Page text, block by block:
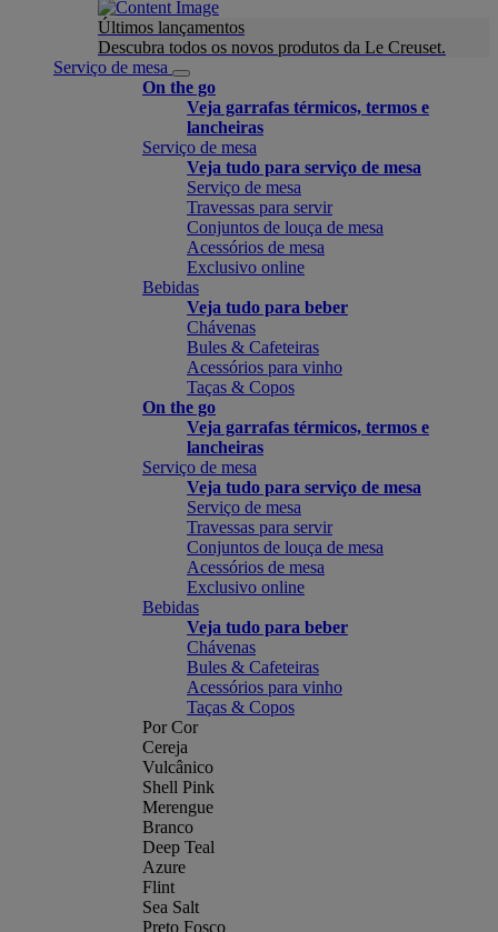
Últimos lançamentos
Descubra todos os novos produtos da Le Creuset.
Serviço de mesa
On the go
Veja garrafas térmicos, termos e
lancheiras
Serviço de mesa
Veja tudo para serviço de mesa
Serviço de mesa
Travessas para servir
Conjuntos de louça de mesa
Acessórios de mesa
Exclusivo online
Bebidas
Veja tudo para beber
Chávenas
Bules & Cafeteiras
Acessórios para vinho
Taças & Copos
On the go
Veja garrafas térmicos, termos e
lancheiras
Serviço de mesa
Veja tudo para serviço de mesa
Serviço de mesa
Travessas para servir
Conjuntos de louça de mesa
Acessórios de mesa
Exclusivo online
Bebidas
Veja tudo para beber
Chávenas
Bules & Cafeteiras
Acessórios para vinho
Taças & Copos
Por Cor
Cereja
Vulcânico
Shell Pink
Merengue
Branco
Deep Teal
Azure
Flint
Sea Salt
Preto Fosco